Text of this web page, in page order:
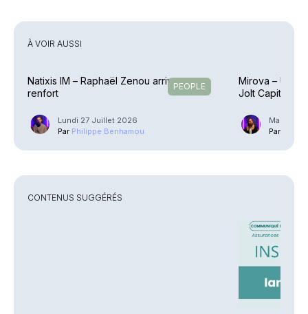
À VOIR AUSSI
PEOPLE
Natixis IM – Raphaël Zenou arrive en
renfort
Lundi 27 Juillet 2026
Par Philippe Benhamou
Mirova – Une
Jolt Capital
Mardi 21
Par
CONTENUS SUGGÉRÉS